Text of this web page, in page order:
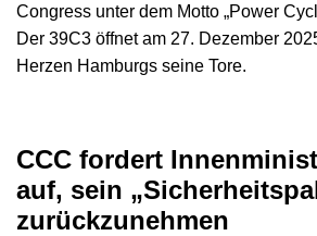
Congress unter dem Motto „Power
Der 39C3 öffnet am 27. Dezember
Herzen Hamburgs seine Tore.
CCC fordert
auf, sein
zurückzunehmen